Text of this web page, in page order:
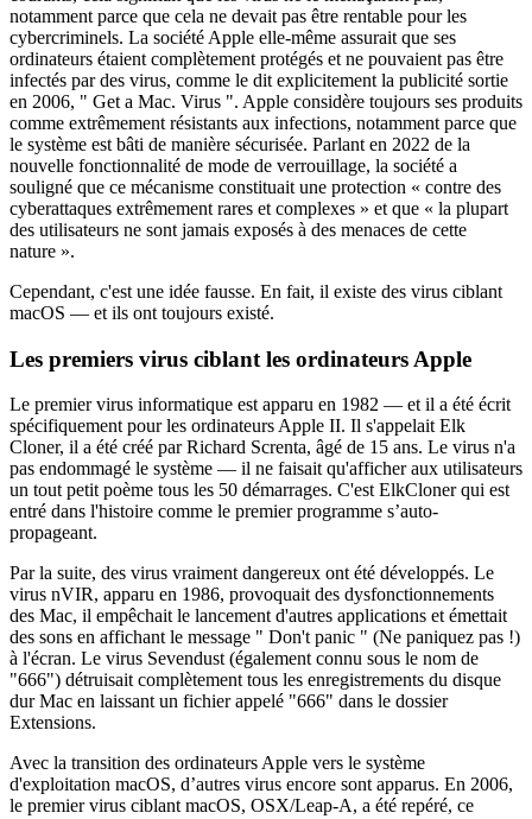
notamment parce que cela ne devait pas être rentable pour les
cybercriminels. La société Apple elle-même assurait que ses
ordinateurs étaient complètement protégés et ne pouvaient pas être
infectés par des virus, comme le dit explicitement la publicité sortie
en 2006, " Get a Mac. Virus ". Apple considère toujours ses produits
comme extrêmement résistants aux infections, notamment parce que
le système est bâti de manière sécurisée. Parlant en 2022 de la
nouvelle fonctionnalité de mode de verrouillage, la société a
souligné que ce mécanisme constituait une protection « contre des
cyberattaques extrêmement rares et complexes » et que « la plupart
des utilisateurs ne sont jamais exposés à des menaces de cette
nature ».
Cependant, c'est une idée fausse. En fait, il existe des virus ciblant
macOS — et ils ont toujours existé.
Les premiers virus ciblant les ordinateurs Apple
Le premier virus informatique est apparu en 1982 — et il a été écrit
spécifiquement pour les ordinateurs Apple II. Il s'appelait Elk
Cloner, il a été créé par Richard Screnta, âgé de 15 ans. Le virus n'a
pas endommagé le système — il ne faisait qu'afficher aux utilisateurs
un tout petit poème tous les 50 démarrages. C'est ElkCloner qui est
entré dans l'histoire comme le premier programme s’auto-
propageant.
Par la suite, des virus vraiment dangereux ont été développés. Le
virus nVIR, apparu en 1986, provoquait des dysfonctionnements
des Mac, il empêchait le lancement d'autres applications et émettait
des sons en affichant le message " Don't panic " (Ne paniquez pas !)
à l'écran. Le virus Sevendust (également connu sous le nom de
"666") détruisait complètement tous les enregistrements du disque
dur Mac en laissant un fichier appelé "666" dans le dossier
Extensions.
Avec la transition des ordinateurs Apple vers le système
d'exploitation macOS, d’autres virus encore sont apparus. En 2006,
le premier virus ciblant macOS, OSX/Leap-A, a été repéré, ce